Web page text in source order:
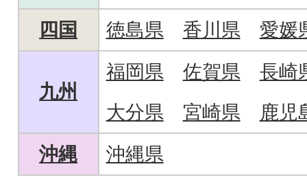
四国
徳島県 香川県 愛媛
九州
福岡県 佐賀県
長崎
大分県
宮崎県
鹿児
沖縄
沖縄県